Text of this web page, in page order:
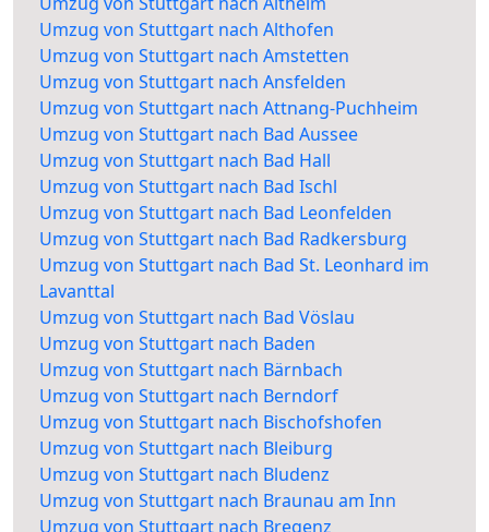
Umzug von Stuttgart nach Althofen
Umzug von Stuttgart nach Amstetten
Umzug von Stuttgart nach Ansfelden
Umzug von Stuttgart nach Attnang-Puchheim
Umzug von Stuttgart nach Bad Aussee
Umzug von Stuttgart nach Bad Hall
Umzug von Stuttgart nach Bad Ischl
Umzug von Stuttgart nach Bad Leonfelden
Umzug von Stuttgart nach Bad Radkersburg
Umzug von Stuttgart nach Bad St. Leonhard im
Lavanttal
Umzug von Stuttgart nach Bad Vöslau
Umzug von Stuttgart nach Baden
Umzug von Stuttgart nach Bärnbach
Umzug von Stuttgart nach Berndorf
Umzug von Stuttgart nach Bischofshofen
Umzug von Stuttgart nach Bleiburg
Umzug von Stuttgart nach Bludenz
Umzug von Stuttgart nach Braunau am Inn
Umzug von Stuttgart nach Bregenz